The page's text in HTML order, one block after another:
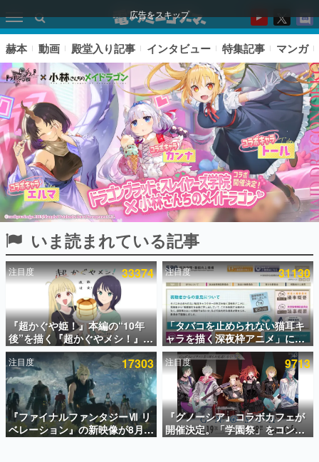
広告をスキップ
ピックアップ
電ファミのいま読まれている記事ランキング
アプリセール情報
インタビュー
連載・特集一覧
殿堂入り記事
SNS拡散数が数千以上！ ページビュー数万以上！ などな
ど。多くの人々に読まれた、電ファミ渾身の“殿堂入り”記
事をまとめました。
赫本 動画 殿堂入り記事 インタビュー 特集記事 マンガ
いま読まれている記事
注目度 33374
『超かぐや姫！』本編の“10年
後”を描く『超かぐやメシ！』
Web連載決定。新たなWebマン
ガレーベル「ビビビコミック」
にて特別話が掲載スタート、あ
のお話には…まだ続きがある！
注目度 31130
「タバコを止められない猫耳キ
ャラを描く深夜枠アニメ」に視
聴者の一部から批判意見。違法
薬物の使用と思しき描写も含め
て、BPOが議論を交わす
注目度 17303
『ファイナルファンタジーⅦ リ
ベレーション』の新映像が8月
26日早朝に公開へ。『FF7』リ
注目度 9713
『グノーシア』コラボカフェが
開催決定。「学園祭」をコンセ
プトに、模擬店やセツやSQ、ラ